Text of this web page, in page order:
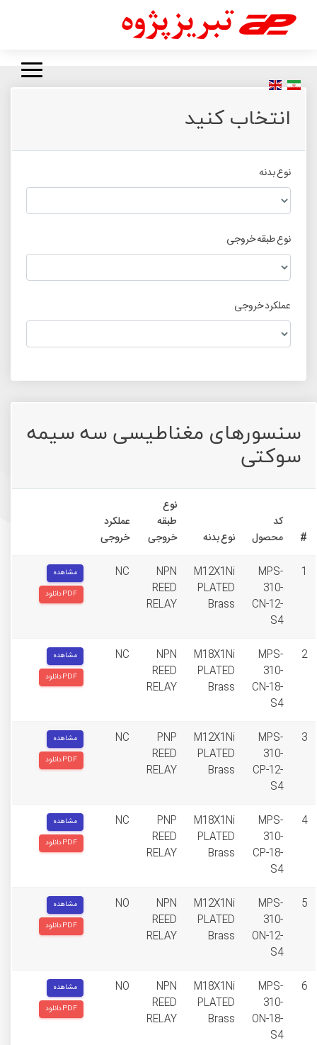
نمای جدید سایت تبریز پژوه - آزمایشی تاریخ بازگشایی رسمی تیر ماه 1403
انتخاب کنید
نوع بدنه
نوع طبقه خروجی
عملکرد خروجی
سنسورهای مغناطیسی سه سیمه
سوکتی
#
کد
محصول
نوع بدنه
نوع
طبقه
خروجی
عملکرد
خروجی
1
MPS-
310-
CN-12-
S4
M12X1Ni
PLATED
Brass
NPN
REED
RELAY
NC
مشاهده
دانلود PDF
2
MPS-
310-
CN-18-
S4
M18X1Ni
PLATED
Brass
NPN
REED
RELAY
NC
مشاهده
دانلود PDF
3
MPS-
310-
CP-12-
S4
M12X1Ni
PLATED
Brass
PNP
REED
RELAY
NC
مشاهده
دانلود PDF
4
MPS-
310-
CP-18-
S4
M18X1Ni
PLATED
Brass
PNP
REED
RELAY
NC
مشاهده
دانلود PDF
5
MPS-
310-
ON-12-
S4
M12X1Ni
PLATED
Brass
NPN
REED
RELAY
NO
مشاهده
دانلود PDF
6
MPS-
310-
ON-18-
S4
M18X1Ni
PLATED
Brass
NPN
REED
RELAY
NO
مشاهده
دانلود PDF